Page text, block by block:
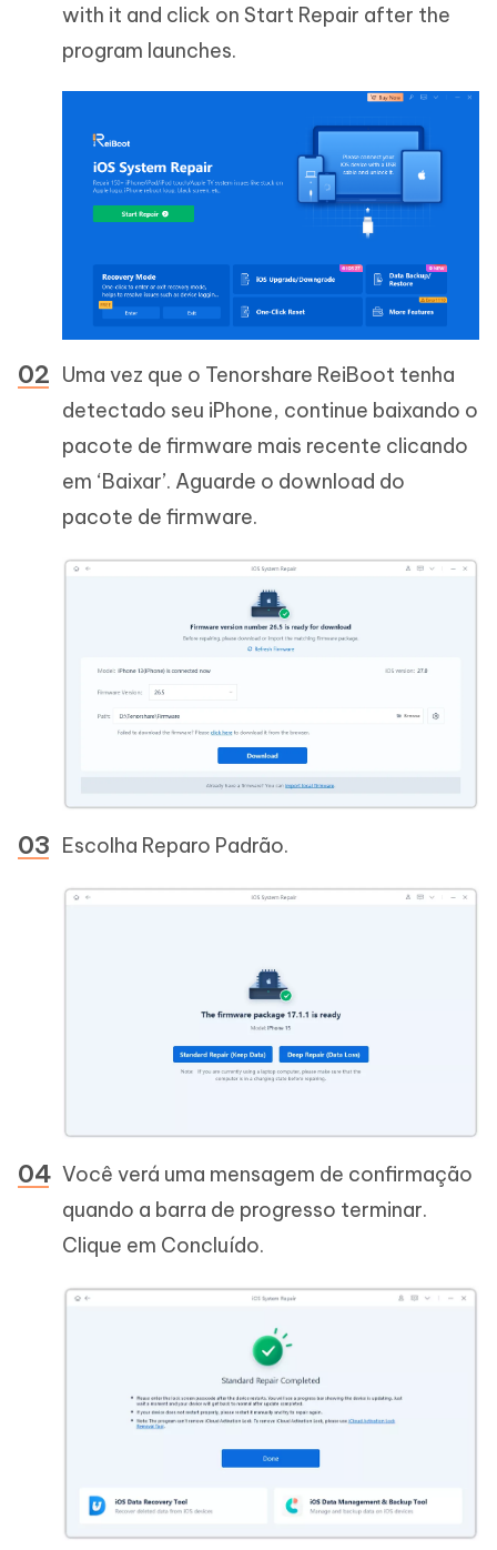
with it and click on Start Repair after the
program launches.
Uma vez que o Tenorshare ReiBoot tenha
detectado seu iPhone, continue baixando o
pacote de firmware mais recente clicando
em ‘Baixar’. Aguarde o download do
pacote de firmware.
Escolha Reparo Padrão.
Você verá uma mensagem de confirmação
quando a barra de progresso terminar.
Clique em Concluído.